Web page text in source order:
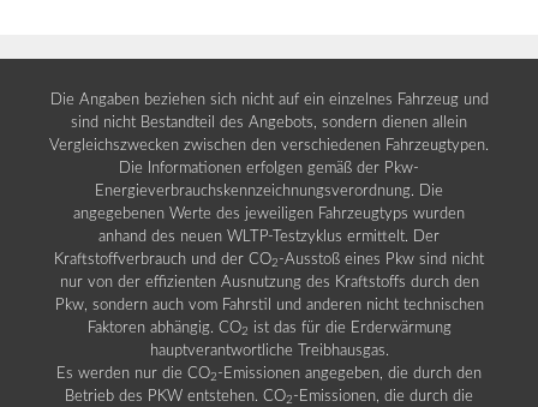
Die Angaben beziehen sich nicht auf ein einzelnes Fahrzeug und
sind nicht Bestandteil des Angebots, sondern dienen allein
Vergleichszwecken zwischen den verschiedenen Fahrzeugtypen.
Die Informationen erfolgen gemäß der Pkw-
Energieverbrauchskennzeichnungsverordnung. Die
angegebenen Werte des jeweiligen Fahrzeugtyps wurden
anhand des neuen WLTP-Testzyklus ermittelt. Der
Kraftstoffverbrauch und der CO2 -Ausstoß eines Pkw sind nicht
nur von der effizienten Ausnutzung des Kraftstoffs durch den
Pkw, sondern auch vom Fahrstil und anderen nicht technischen
Faktoren abhängig. CO2 ist das für die Erderwärmung
hauptverantwortliche Treibhausgas.
Es werden nur die CO2 -Emissionen angegeben, die durch den
Betrieb des PKW entstehen. CO2 -Emissionen, die durch die